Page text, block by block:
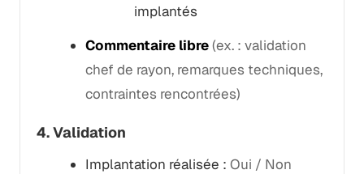
implantés
Commentaire libre(ex. : validation
chef de rayon, remarques techniques,
contraintes rencontrées)
4. Validation
Implantation réalisée : Oui / Non